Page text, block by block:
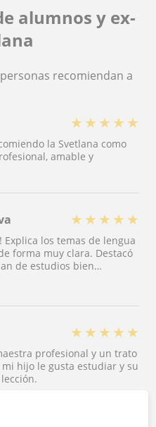
alumnos y ex-
recomiendan a
★ ★ ★ ★ ★
la Svetlana como
amable y
★ ★ ★ ★ ★
Explica los temas de lengua
forma muy clara. Destacó
individualizado.
★ ★ ★ ★ ★
profesional y un trato
hijo le gusta estudiar y su